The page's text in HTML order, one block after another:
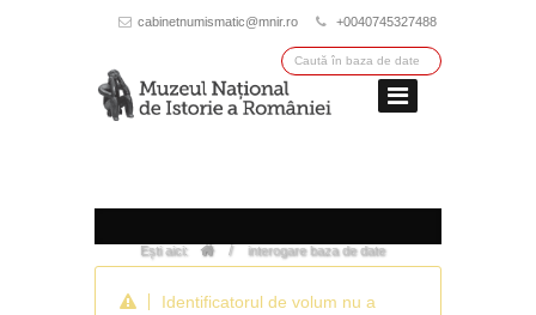
cabinetnumismatic@mnir.ro +0040745327488
Ești aici: / interogare baza de date
Identificatorul de volum nu a